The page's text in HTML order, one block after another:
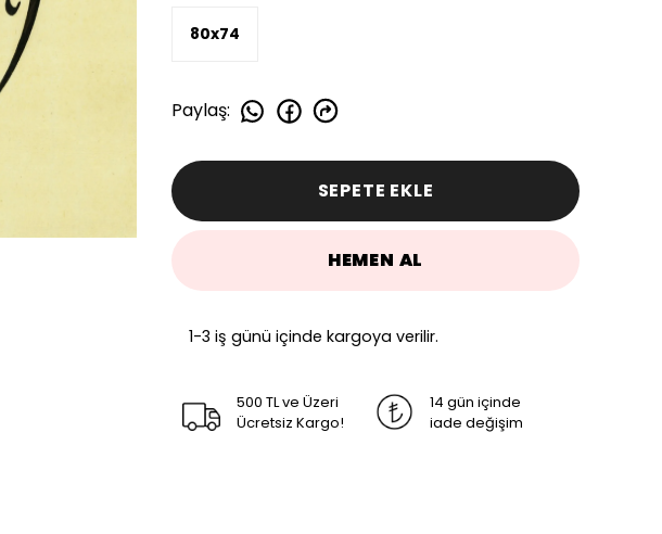
80x74
Paylaş:
SEPETE EKLE
HEMEN AL
1-3 iş günü içinde kargoya verilir.
500 TL ve Üzeri
Ücretsiz Kargo!
14 gün içinde
iade değişim